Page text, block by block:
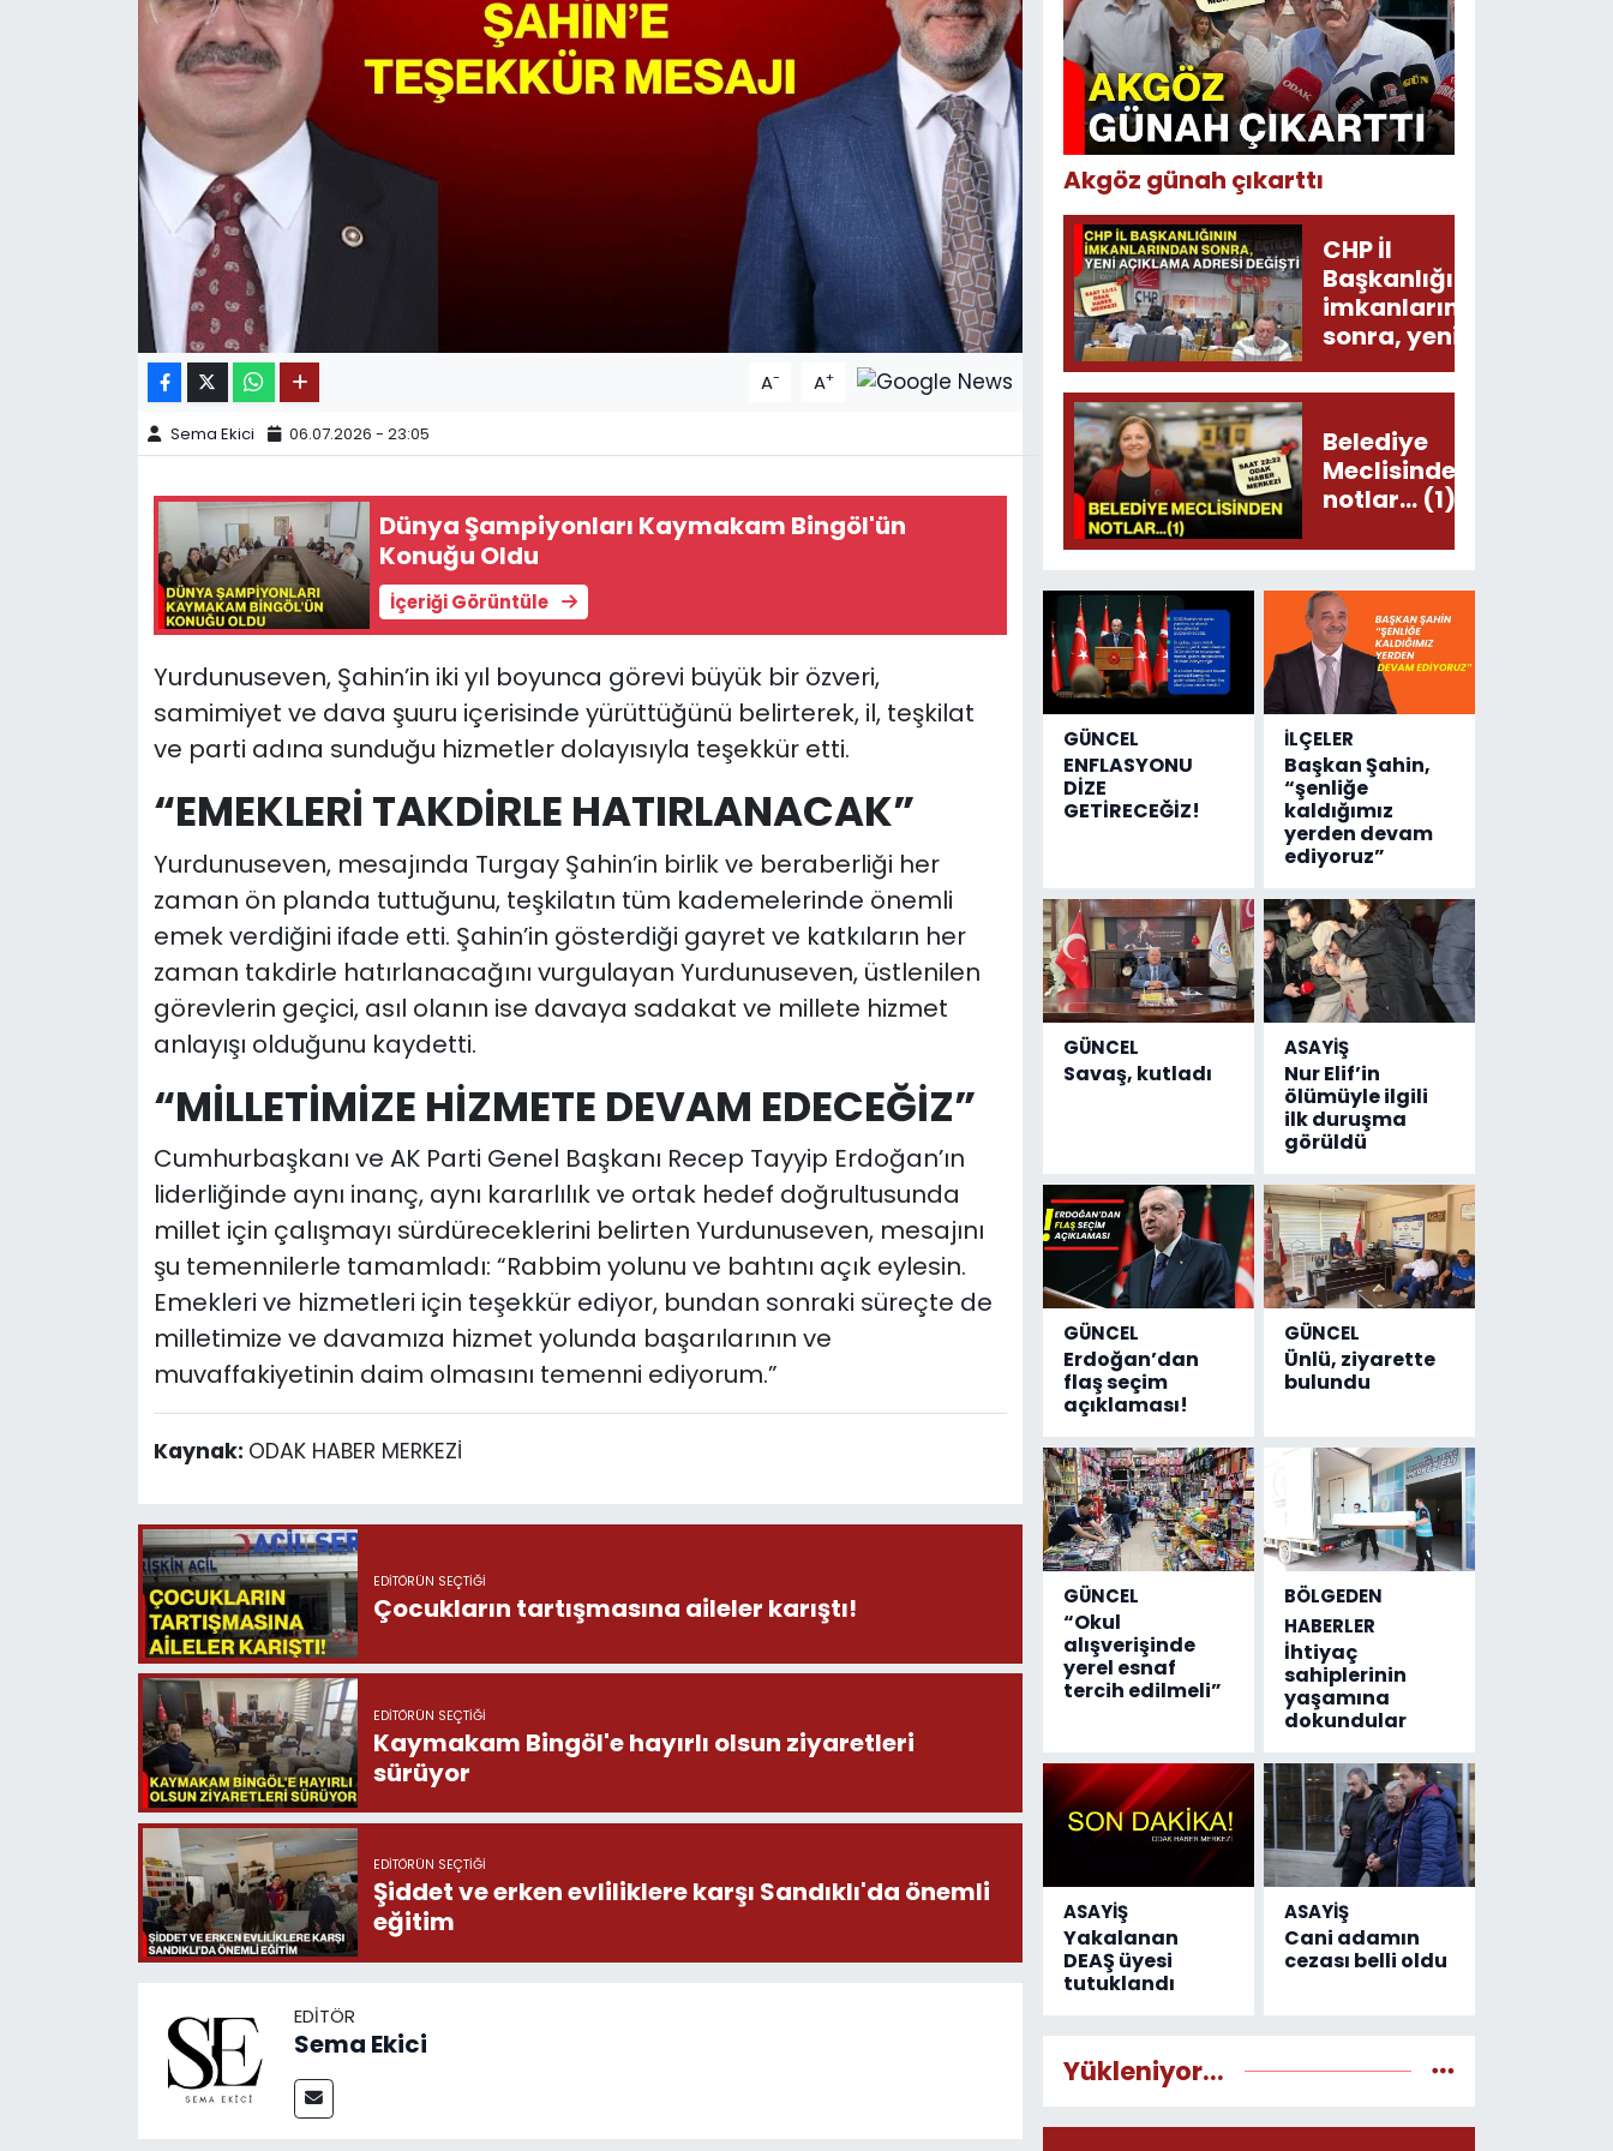
A- A+
Sema Ekici 06.07.2026 - 23:05
Dünya Şampiyonları Kaymakam Bingöl'ün
Konuğu Oldu
İçeriği Görüntüle
Yurdunuseven, Şahin’in iki yıl boyunca görevi büyük bir özveri,
samimiyet ve dava şuuru içerisinde yürüttüğünü belirterek, il, teşkilat
ve parti adına sunduğu hizmetler dolayısıyla teşekkür etti.
“EMEKLERİ TAKDİRLE HATIRLANACAK”
Yurdunuseven, mesajında Turgay Şahin’in birlik ve beraberliği her
zaman ön planda tuttuğunu, teşkilatın tüm kademelerinde önemli
emek verdiğini ifade etti. Şahin’in gösterdiği gayret ve katkıların her
zaman takdirle hatırlanacağını vurgulayan Yurdunuseven, üstlenilen
görevlerin geçici, asıl olanın ise davaya sadakat ve millete hizmet
anlayışı olduğunu kaydetti.
“MİLLETİMİZE HİZMETE DEVAM EDECEĞİZ”
Cumhurbaşkanı ve AK Parti Genel Başkanı Recep Tayyip Erdoğan’ın
liderliğinde aynı inanç, aynı kararlılık ve ortak hedef doğrultusunda
millet için çalışmayı sürdüreceklerini belirten Yurdunuseven, mesajını
şu temennilerle tamamladı: “Rabbim yolunu ve bahtını açık eylesin.
Emekleri ve hizmetleri için teşekkür ediyor, bundan sonraki süreçte de
milletimize ve davamıza hizmet yolunda başarılarının ve
muvaffakiyetinin daim olmasını temenni ediyorum.”
Kaynak: ODAK HABER MERKEZİ
EDITÖRÜN SEÇTIĞI
Çocukların tartışmasına aileler karıştı!
EDITÖRÜN SEÇTIĞI
Kaymakam Bingöl'e hayırlı olsun ziyaretleri
sürüyor
EDITÖRÜN SEÇTIĞI
Şiddet ve erken evliliklere karşı Sandıklı'da önemli
eğitim
EDITÖR
Sema Ekici
Akgöz günah çıkarttı
CHP İl
Başkanlığının
imkanlarından
sonra, yeni
açıklama
adresi değişti!
Belediye
Meclisinden
notlar... (1)
GÜNCEL
ENFLASYONU
DİZE
GETİRECEĞİZ!
İLÇELER
Başkan Şahin,
“şenliğe
kaldığımız
yerden devam
ediyoruz”
GÜNCEL
Savaş, kutladı
ASAYİŞ
Nur Elif’in
ölümüyle ilgili
ilk duruşma
görüldü
GÜNCEL
Erdoğan’dan
flaş seçim
açıklaması!
GÜNCEL
Ünlü, ziyarette
bulundu
GÜNCEL
“Okul
alışverişinde
yerel esnaf
tercih edilmeli”
BÖLGEDEN
HABERLER
İhtiyaç
sahiplerinin
yaşamına
dokundular
ASAYİŞ
Yakalanan
DEAŞ üyesi
tutuklandı
ASAYİŞ
Cani adamın
cezası belli oldu
Yükleniyor...
11:11 MANŞET